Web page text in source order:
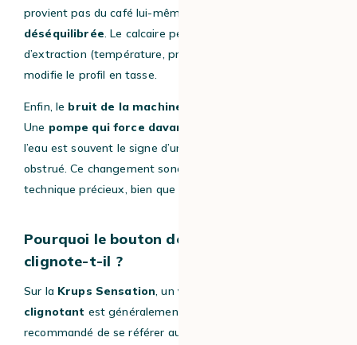
provient pas du café lui-même, mais d’une
déséquilibrée. Le calcaire perturbe les paramètres
d’extraction (température, pression, temps), ce qui
modifie le profil en tasse.
Enfin, le bruit de la machine
Une pompe qui force davantage
l’eau est souvent le signe d’un circuit partiellement
obstrué. Ce changement sonore est un indicateur
technique précieux, bien que souvent sous-estimé.
Pourquoi le bouton de la machine
clignote-t-il ?
Sur la Krups Sensation, un voyant lumineux
clignotant est généralement un
recommandé de se référer au